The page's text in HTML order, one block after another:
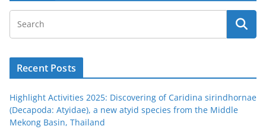
Recent Posts
Highlight Activities 2025: Discovering of Caridina sirindhornae
(Decapoda: Atyidae), a new atyid species from the Middle
Mekong Basin, Thailand